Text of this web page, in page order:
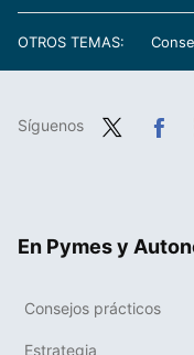
OTROS TEMAS:
Síguenos
En Pymes y
Consejos prácticos
Estrategia